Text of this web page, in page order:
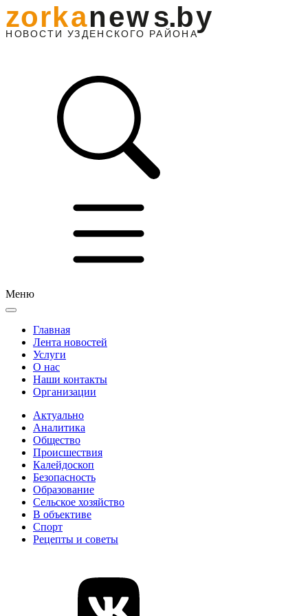
Меню
Главная
Лента новостей
Услуги
О нас
Наши контакты
Организации
Актуально
Аналитика
Общество
Происшествия
Калейдоскоп
Безопасность
Образование
Сельское хозяйство
В объективе
Спорт
Рецепты и советы